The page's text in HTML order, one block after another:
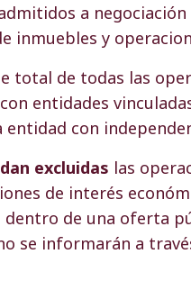
a
inmuebles y
total de todas las
entidades
entidad con
excluidas las
de interés
dentro de una oferta
se informarán a